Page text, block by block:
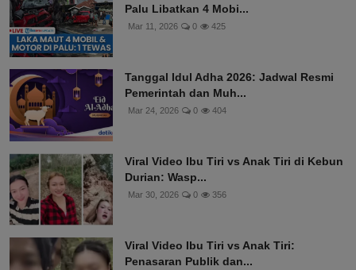
Palu Libatkan 4 Mobi...
Mar 11, 2026 0 425
Tanggal Idul Adha 2026: Jadwal Resmi
Pemerintah dan Muh...
Mar 24, 2026 0 404
Viral Video Ibu Tiri vs Anak Tiri di Kebun
Durian: Wasp...
Mar 30, 2026 0 356
Viral Video Ibu Tiri vs Anak Tiri:
Penasaran Publik dan...